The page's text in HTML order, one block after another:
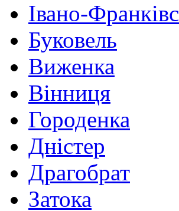
Івано-
Буковель
Виженка
Вінниця
Городенка
Дністер
Драгобрат
Затока